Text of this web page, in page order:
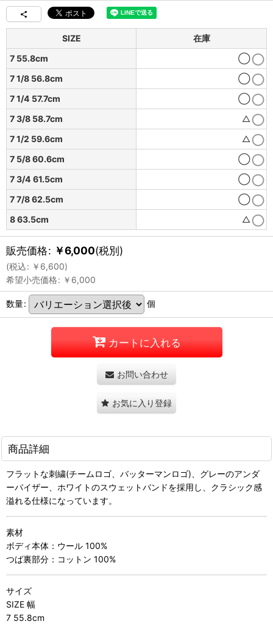
SIZE
在庫
7 55.8cm
◯
7 1/8 56.8cm
◯
7 1/4 57.7cm
◯
7 3/8 58.7cm
△
7 1/2 59.6cm
△
7 5/8 60.6cm
◯
7 3/4 61.5cm
◯
7 7/8 62.5cm
◯
8 63.5cm
△
販売価格: ￥6,000(税別)
(税込: ￥ 6,600)
希望小売価格: ￥ 6,000
数量: 個
カートに入れる
お問い合わせ
お気に入り登録
商品詳細
フラットな刺繍(チームロゴ、バッターマンロゴ)、グレーのアンダ
ーバイザー、ホワイトのスウェットバンドを採用し、クラシック感
溢れる仕様になっています。
素材
ボディ本体：ウール 100%
つば裏部分：コットン 100%
サイズ
SIZE 幅
7 55.8cm